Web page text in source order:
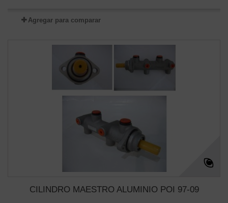
Agregar para comparar
CILINDRO MAESTRO ALUMINIO POI 97-09